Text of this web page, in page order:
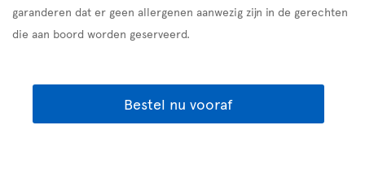
garanderen dat er geen allergenen aanwezig zijn in de gerechten
die aan boord worden geserveerd.
Bestel nu vooraf